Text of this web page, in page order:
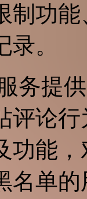
制功
。
务提
评论
功能
名单